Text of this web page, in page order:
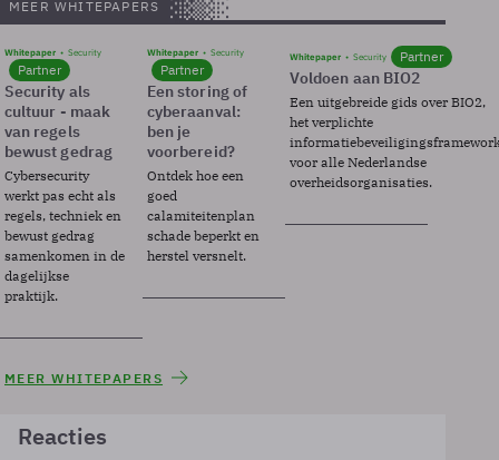
MEER WHITEPAPERS
Whitepaper Security
Partner
Security als
cultuur - maak
van regels
bewust gedrag
Cybersecurity
werkt pas echt als
regels, techniek en
bewust gedrag
samenkomen in de
dagelijkse
praktijk.
Whitepaper Security
Partner
Een storing of
cyberaanval:
ben je
voorbereid?
Ontdek hoe een
goed
calamiteitenplan
schade beperkt en
herstel versnelt.
Whitepaper Security Partner
Voldoen aan BIO2
Een uitgebreide gids over BIO2,
het verplichte
voor alle Nederlandse
overheidsorganisaties.
MEER WHITEPAPERS
Reacties